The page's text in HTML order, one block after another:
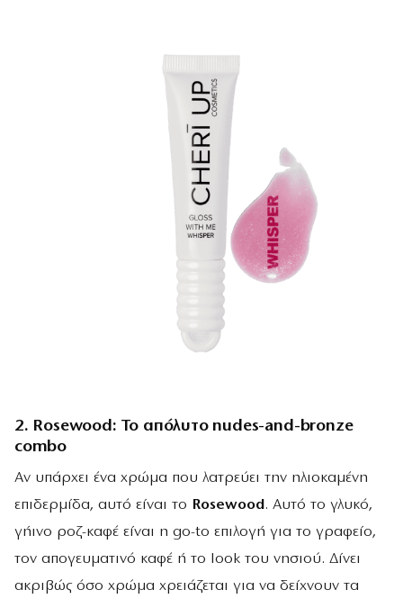
2. Rosewood: Το απόλυτο nudes-and-bronze
combo
Αν υπάρχει ένα χρώμα που λατρεύει την ηλιοκαμένη
επιδερμίδα, αυτό είναι το Rosewood . Αυτό το γλυκό,
γήινο ροζ-καφέ είναι η go-to επιλογή για το γραφείο,
τον απογευματινό καφέ ή το look του νησιού. Δίνει
ακριβώς όσο χρώμα χρειάζεται για να δείχνουν τα